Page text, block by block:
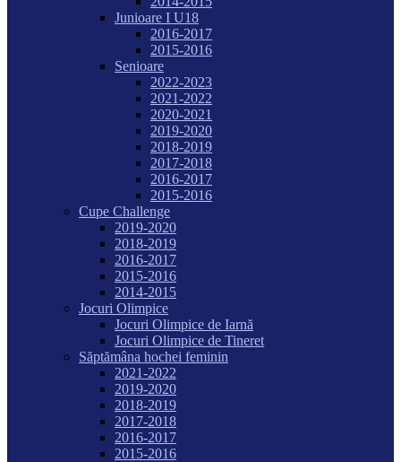
Junioare I U18
2016-2017
2015-2016
Senioare
2022-2023
2021-2022
2020-2021
2019-2020
2018-2019
2017-2018
2016-2017
2015-2016
Cupe Challenge
2019-2020
2018-2019
2016-2017
2015-2016
2014-2015
Jocuri Olimpice
Jocuri Olimpice de Iarnă
Jocuri Olimpice de Tineret
Săptămâna hochei feminin
2021-2022
2019-2020
2018-2019
2017-2018
2016-2017
2015-2016